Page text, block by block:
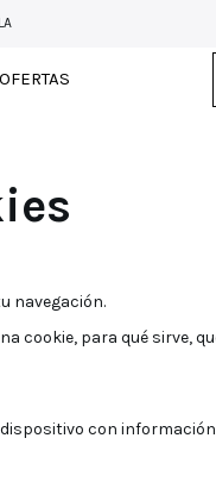
OFERTAS
navegación.
para qué sirve,
con